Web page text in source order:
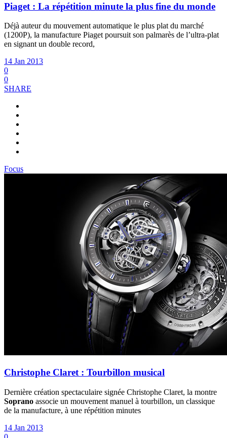
Piaget : La répétition minute la plus fine du monde
Déjà auteur du mouvement automatique le plus plat du marché
(1200P), la manufacture Piaget poursuit son palmarès de l’ultra-plat
en signant un double record,
14 Jan 2013
0
0
SHARE
Focus
Christophe Claret : Tourbillon musical
Dernière création spectaculaire signée Christophe Claret, la montre
Soprano associe un mouvement manuel à tourbillon, un classique
de la manufacture, à une répétition minutes
14 Jan 2013